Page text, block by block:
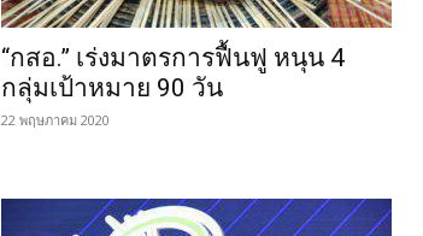
“กสอ.” เร่งมาตรการฟื้นฟู หนุน 4
กลุ่มเป้าหมาย 90 วัน
22 พฤษภาคม 2020